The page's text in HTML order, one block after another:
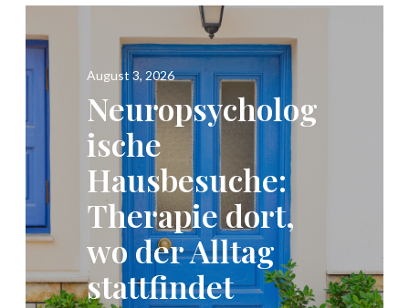
August 3, 2026
Neuropsycholog
ische
Hausbesuche:
Therapie dort,
wo der Alltag
stattfindet